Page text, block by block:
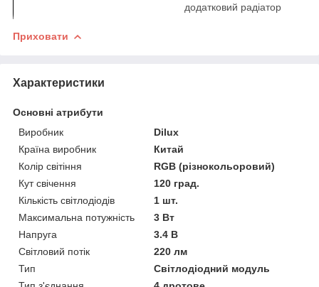
додатковий радіатор
Приховати
Характеристики
Основні атрибути
Виробник
Dilux
Країна виробник
Китай
Колір світіння
RGB (різнокольоровий)
Кут свічення
120 град.
Кількість світлодіодів
1 шт.
Максимальна потужність
3 Вт
Напруга
3.4 В
Світловий потік
220 лм
Тип
Світлодіодний модуль